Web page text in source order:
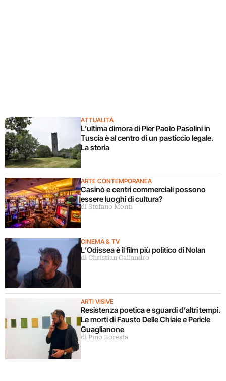
ATTUALITÀ
L’ultima dimora di Pier Paolo Pasolini in
Tuscia è al centro di un pasticcio legale.
La storia
ARTE CONTEMPORANEA
Casinò e centri commerciali possono
essere luoghi di cultura?
di Stefano Monti
CINEMA & TV
L’Odissea è il film più politico di Nolan
di Christian Caliandro
ARTI VISIVE
Resistenza poetica e sguardi d’altri tempi.
Le morti di Fausto Delle Chiaie e Pericle
Guaglianone
di Pino Boresta